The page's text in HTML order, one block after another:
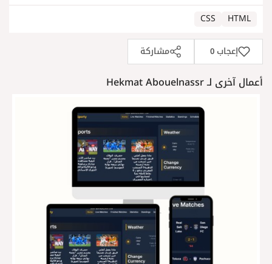
HTML
CSS
إعجاب 0 مشاركة
أعمال آخرى لـ Hekmat Abouelnassr